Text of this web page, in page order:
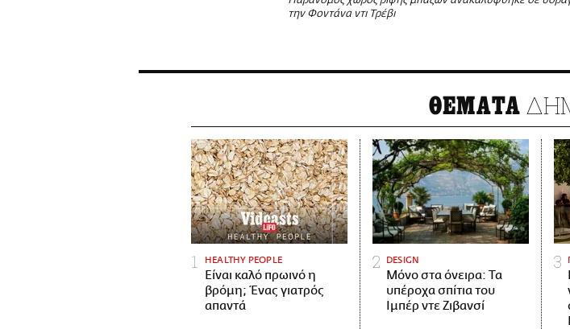
την Φοντάνα ντι Τρέβι
ΘΕΜΑΤΑ
HEALTHY PEOPLE
Είναι καλό πρωινό η
βρόμη; Ένας γιατρός
απαντά
DESIGN
Μόνο στα όνειρα: Τα
υπέροχα σπίτια του
Ιμπέρ ντε Ζιβανσί